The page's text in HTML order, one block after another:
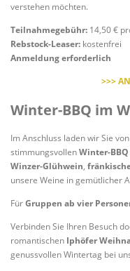
verstehen möchten.
Teilnahmegebühr: 14,50 €
Rebstock-Leaser: kostenfrei
Anmeldung erforderlich
>>>
Winter-BBQ im
Im Anschluss laden wir Sie von
stimmungsvollenWinter-
Winzer-Glühwein,
unsere Weine in gemütlicher
FürGruppen ab vier
Verbinden Sie Ihren Besuch
romantischen Iphöfer
genussvollen Wintertag bei